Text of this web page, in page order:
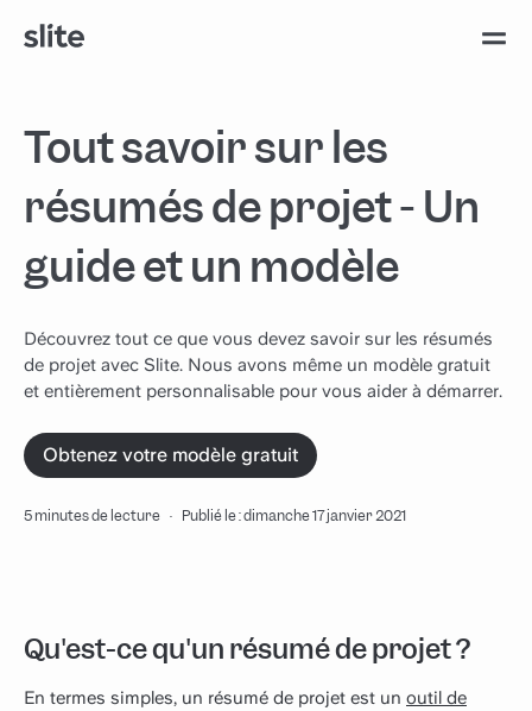
Tout savoir sur les
résumés de projet - Un
guide et un modèle
Découvrez tout ce que vous devez savoir sur les résumés
de projet avec Slite. Nous avons même un modèle gratuit
et entièrement personnalisable pour vous aider à démarrer.
Obtenez votre modèle gratuit
5 minutes de lecture · Publié le : dimanche 17 janvier 2021
Qu'est-ce qu'un résumé de projet ?
En termes simples, un résumé de projet est un outil de